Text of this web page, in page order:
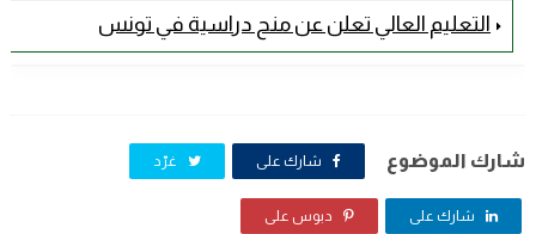
التعليم العالي تعلن عن منح دراسية في تونس
شارك الموضوع شارك على غرّد
شارك على دبوس على